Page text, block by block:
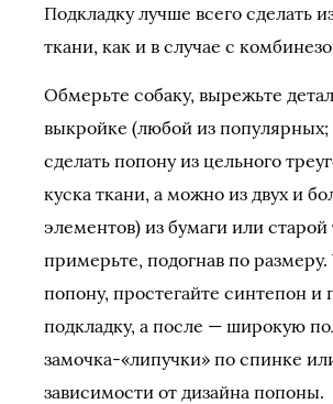
Подкладку лучше всего сделать
ткани, как и в случае с
Обмерьте собаку, вырежьте
выкройке (любой из
сделать попону из цельного
куска ткани, а можно из двух и
элементов) из бумаги или старой
примерьте, подогнав по размеру.
попону, простегайте синтепон и
подкладку, а после — широкую
замочка-«липучки» по спинке
зависимости от дизайна попоны.